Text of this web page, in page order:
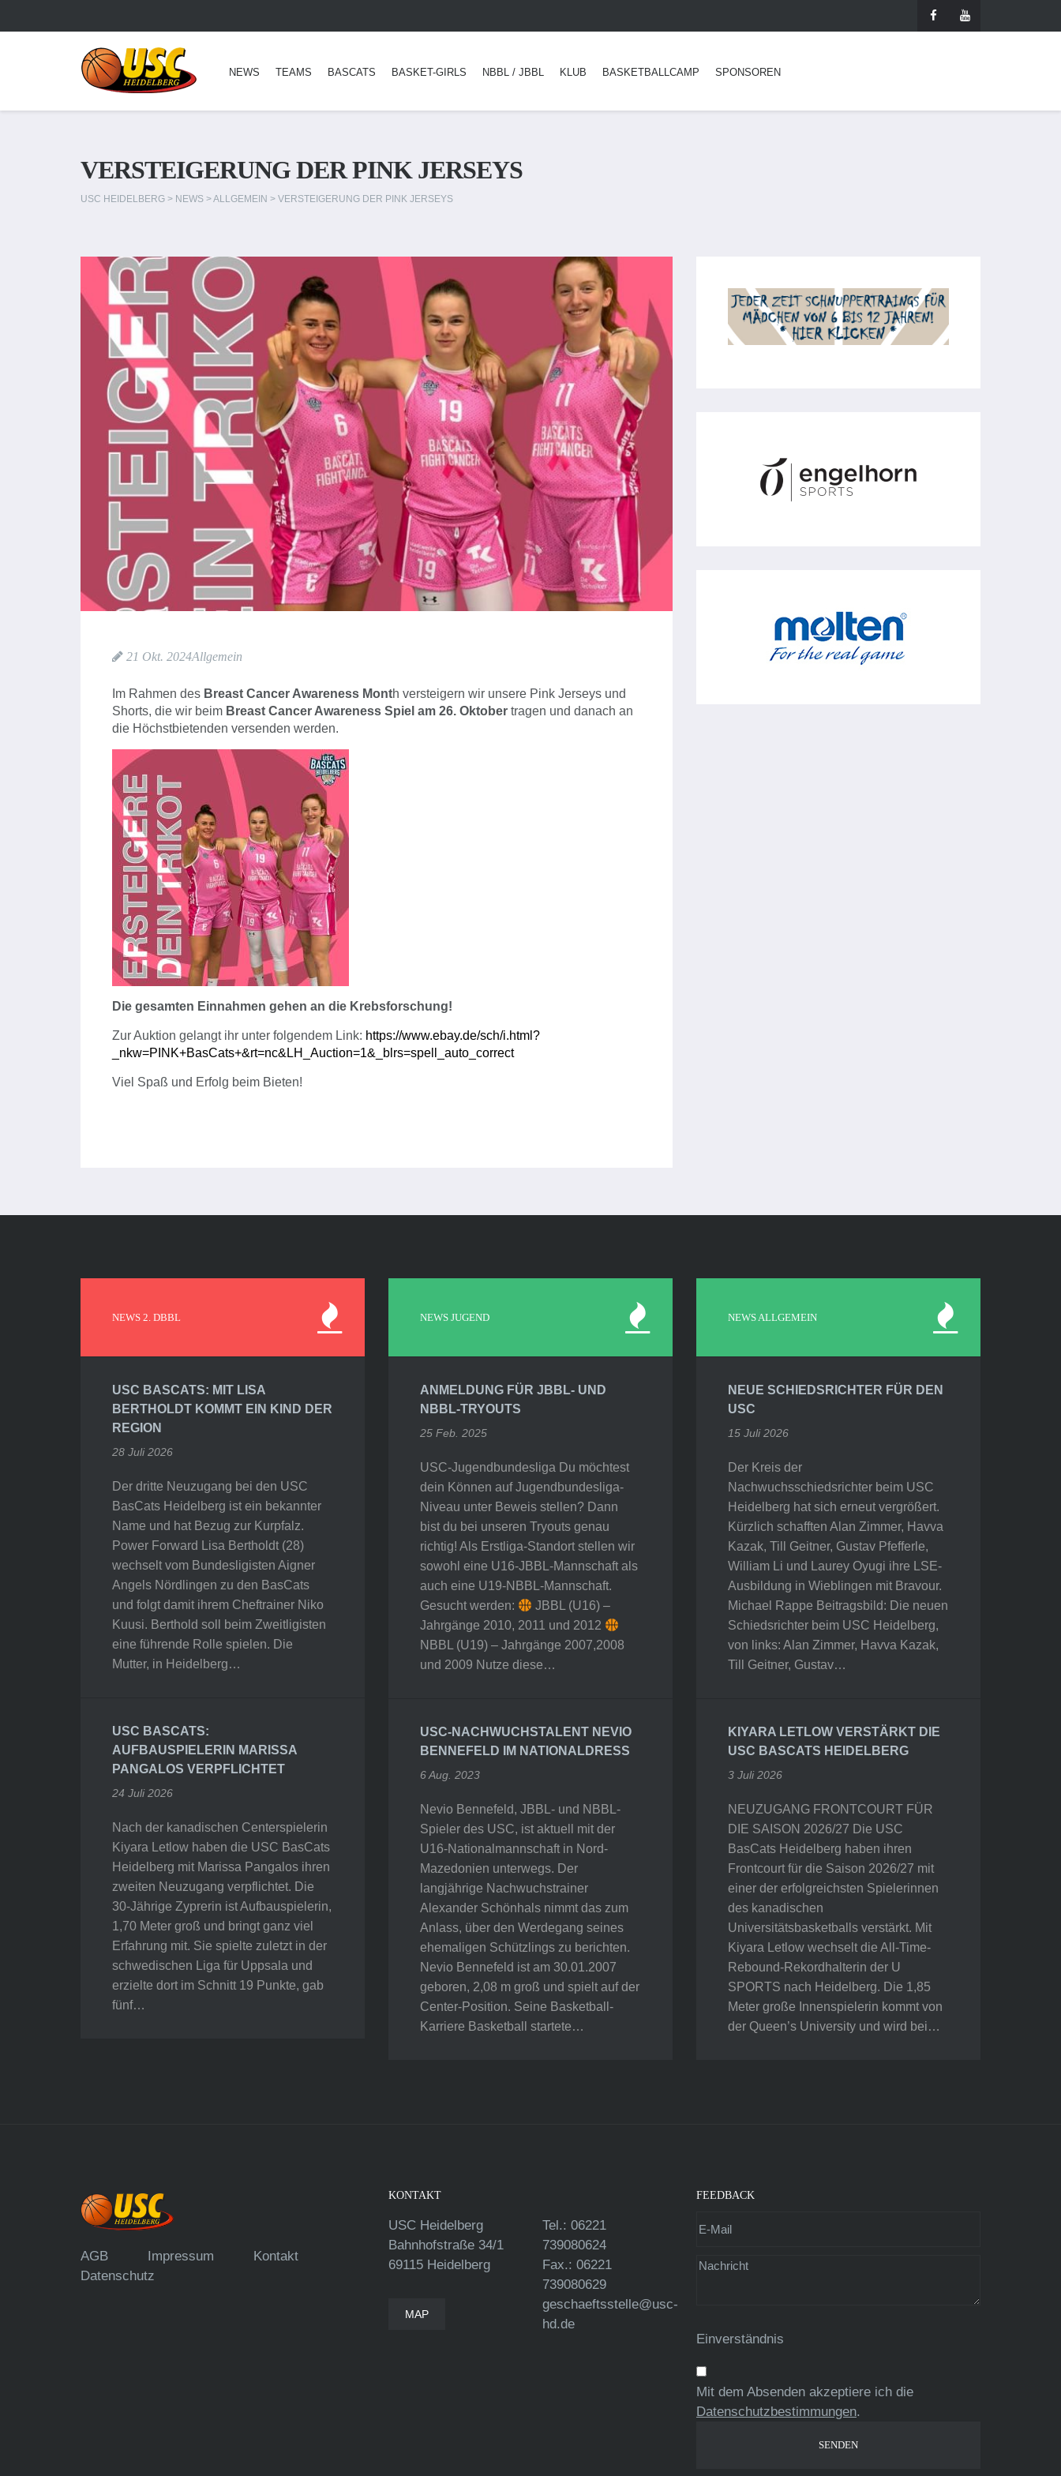
NEWS TEAMS BASCATS BASKET-GIRLS NBBL / JBBL KLUB BASKETBALLCAMP SPONSOREN
VERSTEIGERUNG DER PINK JERSEYS
USC HEIDELBERG > NEWS >ALLGEMEIN > VERSTEIGERUNG DER PINK JERSEYS
21 Okt. 2024Allgemein
Im Rahmen des Breast Cancer Awareness Month versteigern wir unsere Pink Jerseys und
Shorts, die wir beim Breast Cancer Awareness Spiel am 26. Oktober tragen und danach an
die Höchstbietenden versenden werden.
Die gesamten Einnahmen gehen an die Krebsforschung!
Zur Auktion gelangt ihr unter folgendem Link: https://www.ebay.de/sch/i.html?
_nkw=PINK+BasCats+&rt=nc&LH_Auction=1&_blrs=spell_auto_correct
Viel Spaß und Erfolg beim Bieten!
NEWS 2. DBBL
USC BASCATS: MIT LISA
BERTHOLDT KOMMT EIN KIND DER
REGION
28 Juli 2026
Der dritte Neuzugang bei den USC
BasCats Heidelberg ist ein bekannter
Name und hat Bezug zur Kurpfalz.
Power Forward Lisa Bertholdt (28)
wechselt vom Bundesligisten Aigner
Angels Nördlingen zu den BasCats
und folgt damit ihrem Cheftrainer Niko
Kuusi. Berthold soll beim Zweitligisten
eine führende Rolle spielen. Die
Mutter, in Heidelberg…
USC BASCATS:
AUFBAUSPIELERIN MARISSA
PANGALOS VERPFLICHTET
24 Juli 2026
Nach der kanadischen Centerspielerin
Kiyara Letlow haben die USC BasCats
Heidelberg mit Marissa Pangalos ihren
zweiten Neuzugang verpflichtet. Die
30-Jährige Zyprerin ist Aufbauspielerin,
1,70 Meter groß und bringt ganz viel
Erfahrung mit. Sie spielte zuletzt in der
schwedischen Liga für Uppsala und
erzielte dort im Schnitt 19 Punkte, gab
fünf…
NEWS JUGEND
ANMELDUNG FÜR JBBL- UND
NBBL-TRYOUTS
25 Feb. 2025
USC-Jugendbundesliga Du möchtest
dein Können auf Jugendbundesliga-
Niveau unter Beweis stellen? Dann
bist du bei unseren Tryouts genau
richtig! Als Erstliga-Standort stellen wir
sowohl eine U16-JBBL-Mannschaft als
auch eine U19-NBBL-Mannschaft.
Gesucht werden:
JBBL (U16) –
Jahrgänge 2010, 2011 und 2012
NBBL (U19) – Jahrgänge 2007,2008
und 2009 Nutze diese…
USC-NACHWUCHSTALENT NEVIO
BENNEFELD IM NATIONALDRESS
6 Aug. 2023
Nevio Bennefeld, JBBL- und NBBL-
Spieler des USC, ist aktuell mit der
U16-Nationalmannschaft in Nord-
Mazedonien unterwegs. Der
langjährige Nachwuchstrainer
Alexander Schönhals nimmt das zum
Anlass, über den Werdegang seines
ehemaligen Schützlings zu berichten.
Nevio Bennefeld ist am 30.01.2007
geboren, 2,08 m groß und spielt auf der
Center-Position. Seine Basketball-
Karriere Basketball startete…
NEWS ALLGEMEIN
NEUE SCHIEDSRICHTER FÜR DEN
USC
15 Juli 2026
Der Kreis der
Nachwuchsschiedsrichter beim USC
Heidelberg hat sich erneut vergrößert.
Kürzlich schafften Alan Zimmer, Havva
Kazak, Till Geitner, Gustav Pfefferle,
William Li und Laurey Oyugi ihre LSE-
Ausbildung in Wieblingen mit Bravour.
Michael Rappe Beitragsbild: Die neuen
Schiedsrichter beim USC Heidelberg,
von links: Alan Zimmer, Havva Kazak,
Till Geitner, Gustav…
KIYARA LETLOW VERSTÄRKT DIE
USC BASCATS HEIDELBERG
3 Juli 2026
NEUZUGANG FRONTCOURT FÜR
DIE SAISON 2026/27 Die USC
BasCats Heidelberg haben ihren
Frontcourt für die Saison 2026/27 mit
einer der erfolgreichsten Spielerinnen
des kanadischen
Universitätsbasketballs verstärkt. Mit
Kiyara Letlow wechselt die All-Time-
Rebound-Rekordhalterin der U
SPORTS nach Heidelberg. Die 1,85
Meter große Innenspielerin kommt von
der Queen’s University und wird bei…
AGB Impressum
Kontakt
Datenschutz
KONTAKT
USC Heidelberg
Bahnhofstraße 34/1
69115 Heidelberg
MAP
Tel.: 06221
739080624
Fax.: 06221
739080629
geschaeftsstelle@usc-
hd.de
FEEDBACK
Einverständnis
Mit dem Absenden akzeptiere ich die
Datenschutzbestimmungen.